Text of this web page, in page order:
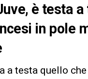
è testa
in pole
a testa quello